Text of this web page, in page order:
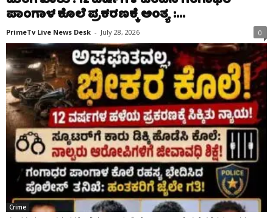
ಪಾಂಗಾಳ ಕೊಲೆ ಪ್ರಕರಣಕ್ಕೆ ಅಂತ್ಯ :...
PrimeTv Live News Desk - July 28, 2026 0
Crime